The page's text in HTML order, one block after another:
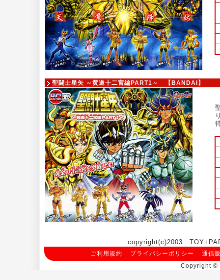
聖闘士星矢 ～黄道十二宮編PART1～ 【BANDAI】
copyright(c)2003
ご利用規約 プライバシーポリシー
通信
Copyright ©